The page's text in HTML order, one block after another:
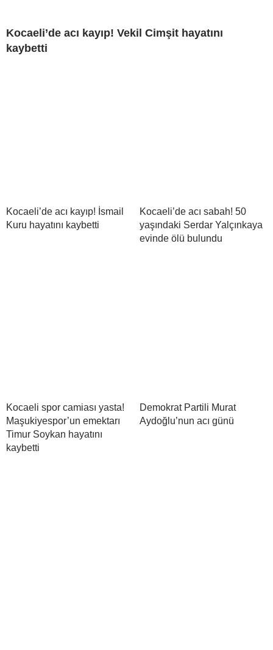
Kocaeli’de acı kayıp! Vekil Cimşit hayatını
kaybetti
Kocaeli’de acı kayıp! İsmail
Kuru hayatını kaybetti
Kocaeli’de acı sabah! 50
yaşındaki Serdar Yalçınkaya
evinde ölü bulundu
Kocaeli spor camiası yasta!
Maşukiyespor’un emektarı
Timur Soykan hayatını
kaybetti
Demokrat Partili Murat
Aydoğlu’nun acı günü